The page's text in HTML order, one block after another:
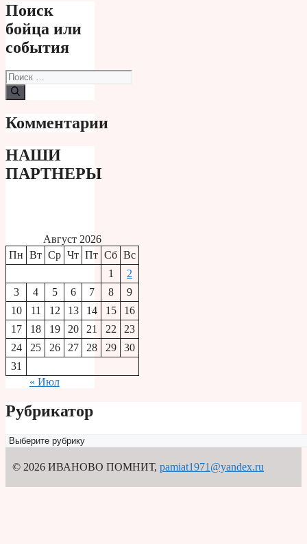
Поиск
бойца или
события
Поиск:
Комментарии
НАШИ
ПАРТНЕРЫ
Август 2026
Пн Вт Ср Чт Пт Сб Вс
1
2
3
4 5 6 7 8
9
10
11 12 13 14 15
16
17
18 19 20 21 22
23
24
25 26 27 28 29
30
31
« Июл
Рубрикатор
Рубрикатор
© 2026 ИВАНОВО ПОМНИТ, pamiat1971@yandex.ru